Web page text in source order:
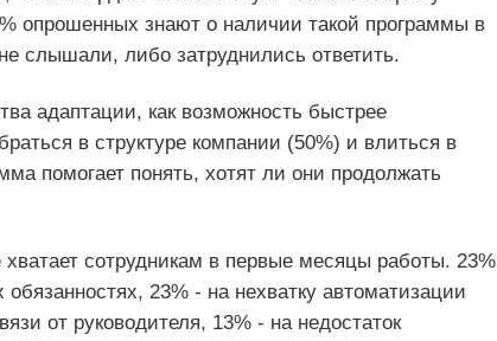
опрошенных знают о наличии такой программы в
слышали, либо затруднились ответить.
адаптации, как возможность быстрее
в структуре компании (50%) и влиться в
помогает понять, хотят ли они продолжать
сотрудникам в первые месяцы работы. 23%
23% - на нехватку автоматизации
от руководителя, 13% - на недостаток